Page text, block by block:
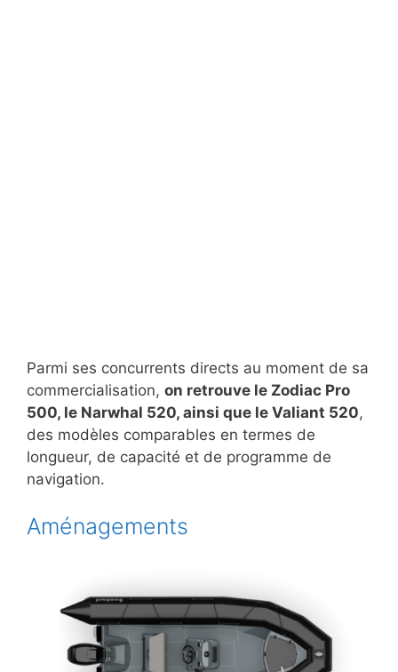
Parmi ses concurrents directs au moment de sa
commercialisation, on retrouve le Zodiac Pro
500, le Narwhal 520, ainsi que le Valiant 520,
des modèles comparables en termes de
longueur, de capacité et de programme de
navigation.
Aménagements